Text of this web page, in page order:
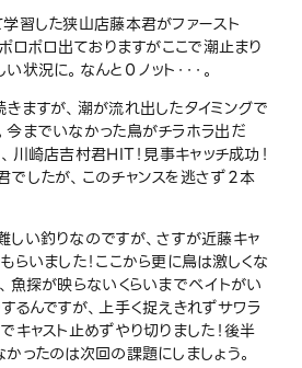
習した狭山店藤本君がファースト
ロポロ出ておりますがここで潮止まり
況に。なんと０ノット・・・。
ますが、潮が流れ出したタイミングで
までいなかった鳥がチラホラ出だ
川崎店吉村君HIT！見事キャッチ成功！
したが、このチャンスを逃さず２本
い釣りなのですが、さすが近藤キャ
らいました！ここから更に鳥は激しくな
魚探が映らないくらいまでベイトがい
るんですが、上手く捉えきれずサワラ
キャスト止めずやり切りました！後半
ったのは次回の課題にしましょう。